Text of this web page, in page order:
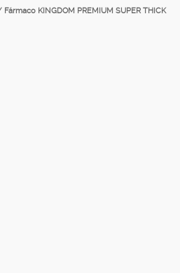
KINGDOM PREMIUM SUPER THICK